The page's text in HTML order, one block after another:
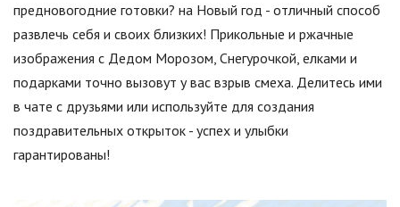
предновогодние готовки? на Новый год - отличный способ
развлечь себя и своих близких! Прикольные и ржачные
изображения с Дедом Морозом, Снегурочкой, елками и
подарками точно вызовут у вас взрыв смеха. Делитесь ими
в чате с друзьями или используйте для создания
поздравительных открыток - успех и улыбки
гарантированы!